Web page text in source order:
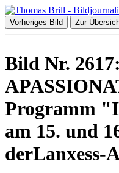
Vorheriges Bild Zur
Bild Nr.
Programm
am 15. und
derLanxess-